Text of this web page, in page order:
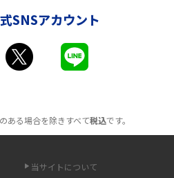
みやメリット・デメリットを解説
？メリット・デメリットや選び方を解説
SNSアカウント
ある場合を除きすべて税込です。
当サイトについて